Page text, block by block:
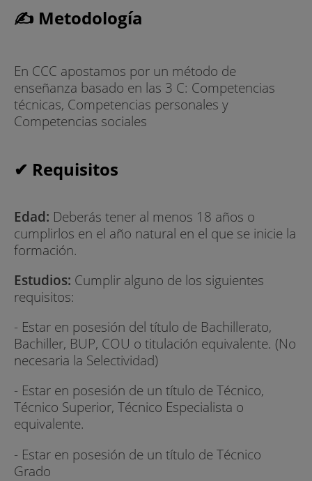
✍ Metodología
En CCC apostamos por un método de
enseñanza basado en las 3 C: Competencias
técnicas, Competencias personales y
Competencias sociales
✔ Requisitos
Edad: Deberás tener al menos 18 años o
cumplirlos en el año natural en el que se inicie la
formación.
Estudios: Cumplir alguno de los siguientes
requisitos:
- Estar en posesión del título de Bachillerato,
Bachiller, BUP, COU o titulación equivalente. (No
necesaria la Selectividad)
- Estar en posesión de un título de Técnico,
Técnico Superior, Técnico Especialista o
equivalente.
- Estar en posesión de un título de Técnico
Grado